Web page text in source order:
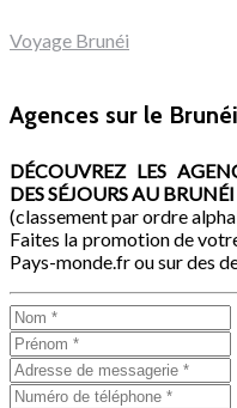
Voyage Brunéi
Agences sur le Brunéi
DÉCOUVREZ LES
DES SÉJOURS AU BRUNÉI
(classement par ordre
Faites la promotion de
Pays-monde.fr ou sur des